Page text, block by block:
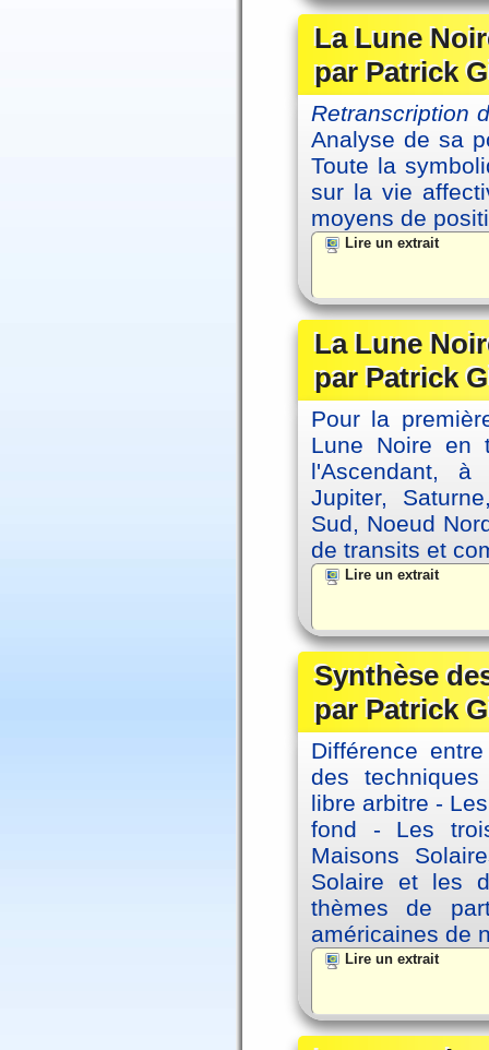
La Lune
par Patrick
Retranscription
Analyse de sa
Toute la
sur la vie
moyens de
Lire un extrait
La Lune
par Patrick
Pour la
Lune Noire en
l'Ascendant,
Jupiter,
Sud, Noeud
de transits et
Lire un extrait
Synthèse
par Patrick
Différence
des
libre arbitre -
fond - Les
Maisons
Solaire et les
thèmes de
américaines de
Lire un extrait